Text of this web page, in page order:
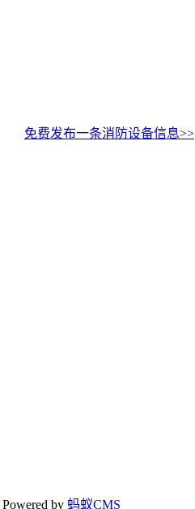
免费发布一条消防设备信息>>
Powered by 蚂蚁CMS